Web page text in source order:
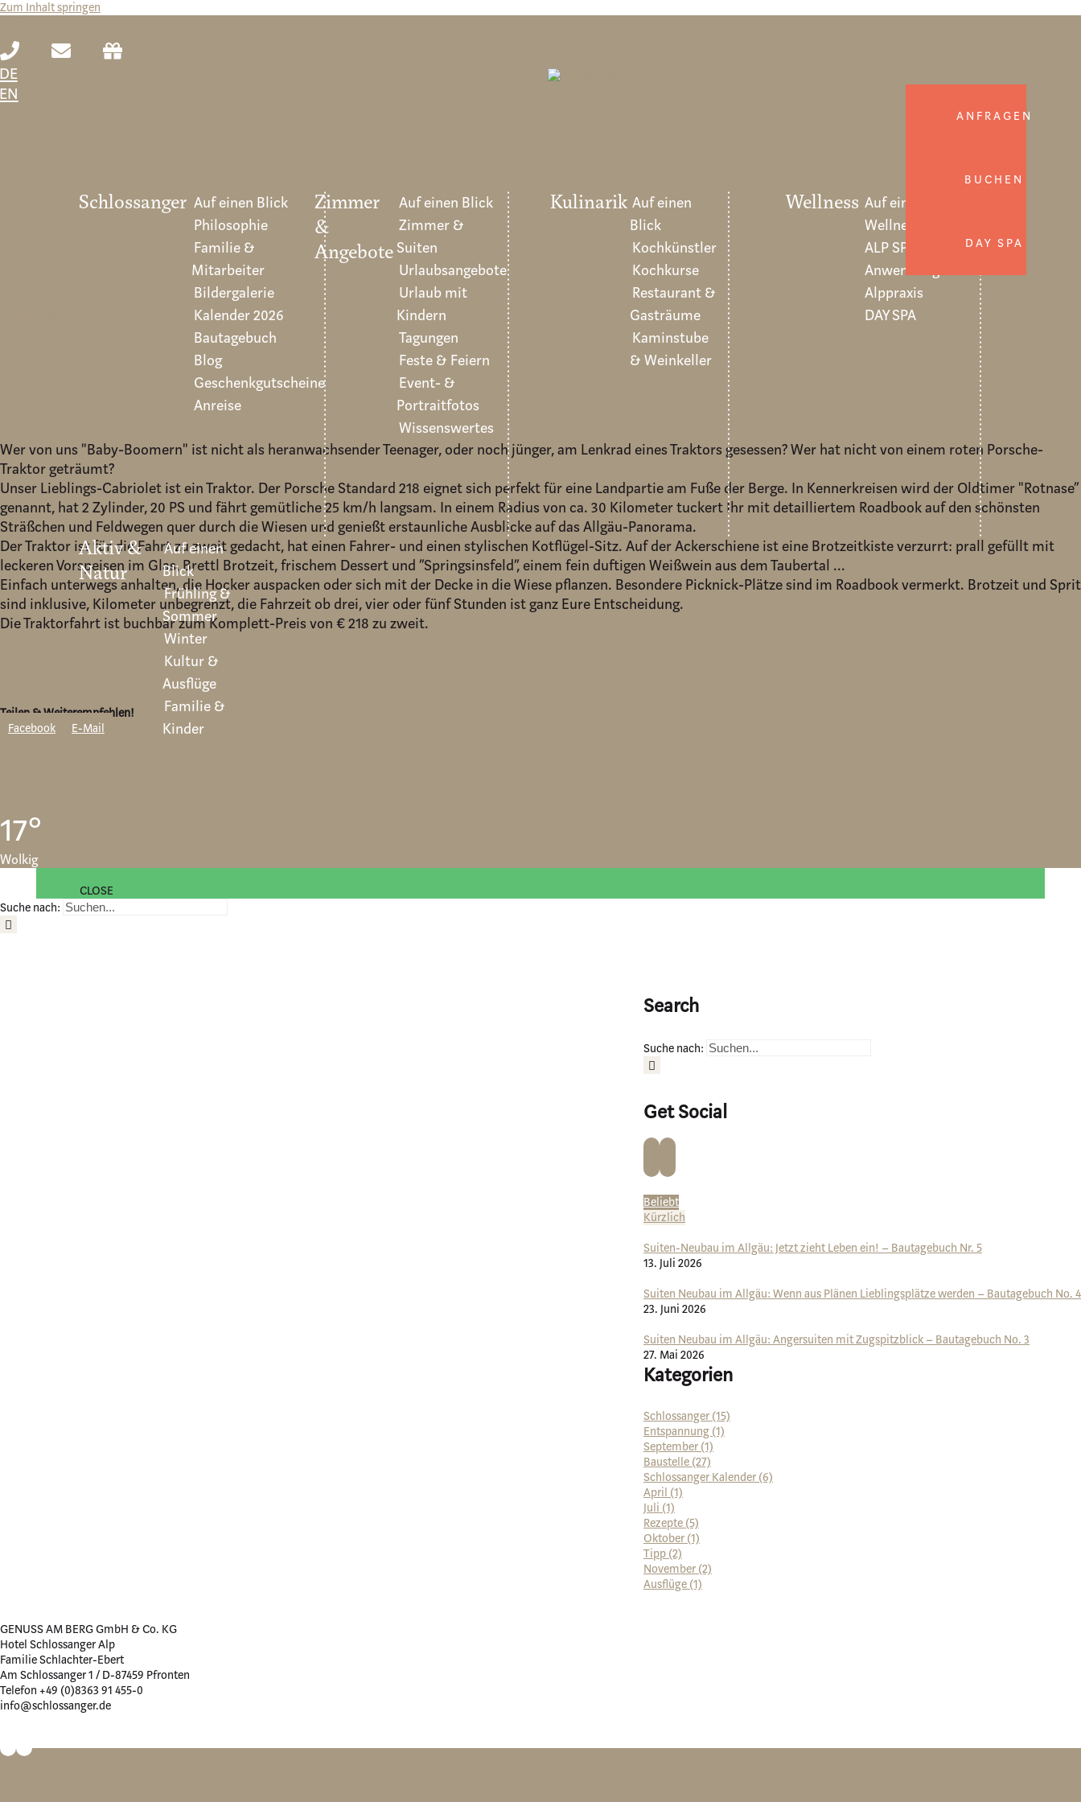
Zum Inhalt springen
Schlossanger Auf einen Blick
Philosophie
Familie &
Mitarbeiter
Bildergalerie
Kalender 2026
Bautagebuch
Blog
Geschenkgutscheine
Anreise
Zimmer
&
Angebote
Auf einen Blick
Zimmer &
Suiten
Urlaubsangebote
Urlaub mit
Kindern
Tagungen
Feste & Feiern
Event- &
Portraitfotos
Wissenswertes
Kulinarik Auf einen
Blick
Kochkünstler
Kochkurse
Restaurant &
Gasträume
Kaminstube
& Weinkeller
Wellness Auf einen Blick
Wellnessangebote
ALP SPA
Anwendungen
Alppraxis
DAY SPA
Aktiv &
Natur
Auf einen
Blick
Frühling &
Sommer
Winter
Kultur &
Ausflüge
Familie &
Kinder
CLOSE
Suche nach:
ANFRAGEN
BUCHEN
DAY SPA
Querfeldein mit dem Porsche-Traktor
Wer von uns "Baby-Boomern" ist nicht als heranwachsender Teenager, oder noch jünger, am Lenkrad eines Traktors gesessen? Wer hat nicht von einem roten Porsche-
Traktor geträumt?
Unser Lieblings-Cabriolet ist ein Traktor. Der Porsche Standard 218 eignet sich perfekt für eine Landpartie am Fuße der Berge. In Kennerkreisen wird der Oldtimer "Rotnase”
genannt, hat 2 Zylinder, 20 PS und fährt gemütliche 25 km/h langsam. In einem Radius von ca. 30 Kilometer tuckert Ihr mit detailliertem Roadbook auf den schönsten
Sträßchen und Feldwegen quer durch die Wiesen und genießt erstaunliche Ausblicke auf das Allgäu-Panorama.
Der Traktor ist für die Fahrt zu zweit gedacht, hat einen Fahrer- und einen stylischen Kotflügel-Sitz. Auf der Ackerschiene ist eine Brotzeitkiste verzurrt: prall gefüllt mit
leckeren Vorspeisen im Glas, Brettl Brotzeit, frischem Dessert und “Springsinsfeld”, einem fein duftigen Weißwein aus dem Taubertal ...
Einfach unterwegs anhalten, die Hocker auspacken oder sich mit der Decke in die Wiese pflanzen. Besondere Picknick-Plätze sind im Roadbook vermerkt. Brotzeit und Sprit
sind inklusive, Kilometer unbegrenzt, die Fahrzeit ob drei, vier oder fünf Stunden ist ganz Eure Entscheidung.
Die Traktorfahrt ist buchbar zum Komplett-Preis von € 218 zu zweit.
Teilen & Weiterempfehlen!
Facebook
E-Mail
Search
Suche nach:
Get Social
Beliebt
Kürzlich
Suiten-Neubau im Allgäu: Jetzt zieht Leben ein! – Bautagebuch Nr. 5
13. Juli 2026
Suiten Neubau im Allgäu: Wenn aus Plänen Lieblingsplätze werden – Bautagebuch No. 4
23. Juni 2026
Suiten Neubau im Allgäu: Angersuiten mit Zugspitzblick – Bautagebuch No. 3
27. Mai 2026
Kategorien
Schlossanger (15)
Entspannung (1)
September (1)
Baustelle (27)
Schlossanger Kalender (6)
April (1)
Juli (1)
Rezepte (5)
Oktober (1)
Tipp (2)
November (2)
Ausflüge (1)
17°
Wolkig
GENUSS AM BERG GmbH & Co. KG
Hotel Schlossanger Alp
Familie Schlachter-Ebert
Am Schlossanger 1 / D-87459 Pfronten
Telefon +49 (0)8363 91 455-0
info@schlossanger.de